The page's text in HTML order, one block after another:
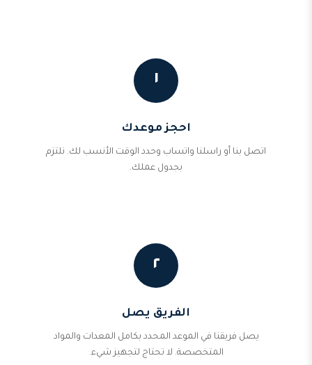
١
احجز موعدك
اتصل بنا أو راسلنا واتساب وحدد الوقت الأنسب لك. نلتزم
بجدول عملك.
٢
الفريق يصل
يصل فريقنا في الموعد المحدد بكامل المعدات والمواد
المتخصصة. لا تحتاج لتجهيز شيء.